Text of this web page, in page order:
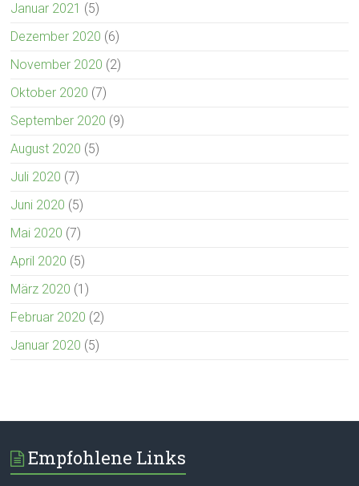
Januar 2021 (5)
Dezember 2020 (6)
November 2020 (2)
Oktober 2020 (7)
September 2020 (9)
August 2020 (5)
Juli 2020 (7)
Juni 2020 (5)
Mai 2020 (7)
April 2020 (5)
März 2020 (1)
Februar 2020 (2)
Januar 2020 (5)
Empfohlene Links